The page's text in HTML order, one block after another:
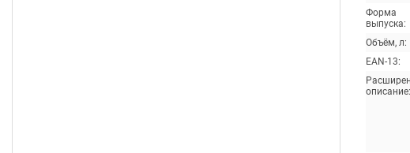
Форма
выпуска:
Объём, л:
EAN-13:
описание: